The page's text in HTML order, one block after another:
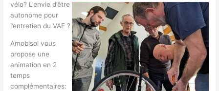
vélo? L’envie d’être
autonome pour
l’entretien du VAE ?
Amobisol vous
propose une
animation en 2
temps
complémentaires: